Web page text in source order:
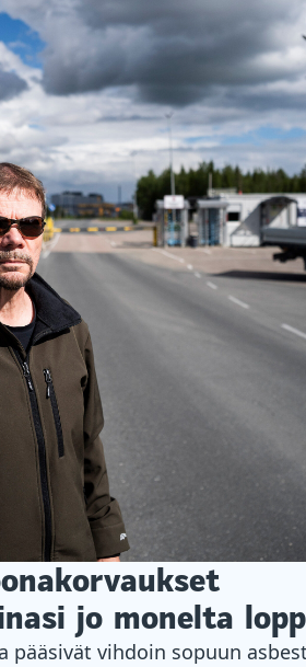
jo monelta
pääsivät vihdoin sopuun